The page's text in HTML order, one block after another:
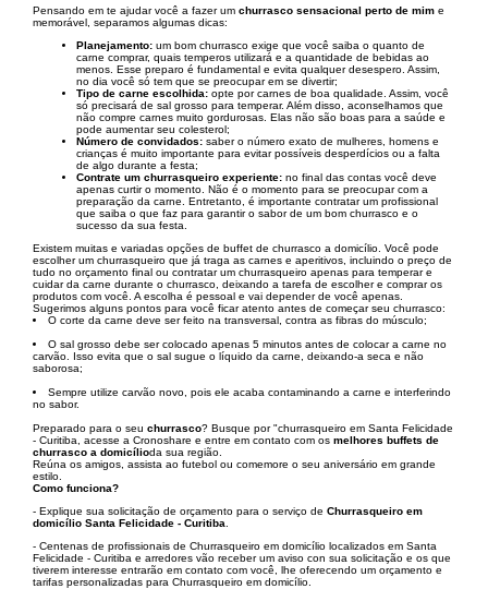
Pensando em te ajudar você a fazer um churrasco sensacional perto de mim e
memorável, separamos algumas dicas:
Planejamento: um bom churrasco exige que você saiba o quanto de
carne comprar, quais temperos utilizará e a quantidade de bebidas ao
menos. Esse preparo é fundamental e evita qualquer desespero. Assim,
no dia você só tem que se preocupar em se divertir;
Tipo de carne escolhida: opte por carnes de boa qualidade. Assim, você
só precisará de sal grosso para temperar. Além disso, aconselhamos que
não compre carnes muito gordurosas. Elas não são boas para a saúde e
pode aumentar seu colesterol;
Número de convidados: saber o número exato de mulheres, homens e
crianças é muito importante para evitar possíveis desperdícios ou a falta
de algo durante a festa;
Contrate um churrasqueiro experiente: no final das contas você deve
apenas curtir o momento. Não é o momento para se preocupar com a
preparação da carne. Entretanto, é importante contratar um profissional
que saiba o que faz para garantir o sabor de um bom churrasco e o
sucesso da sua festa.
Existem muitas e variadas opções de buffet de churrasco a domicílio. Você pode
escolher um churrasqueiro que já traga as carnes e aperitivos, incluindo o preço de
tudo no orçamento final ou contratar um churrasqueiro apenas para temperar e
cuidar da carne durante o churrasco, deixando a tarefa de escolher e comprar os
produtos com você. A escolha é pessoal e vai depender de você apenas.
Sugerimos alguns pontos para você ficar atento antes de começar seu churrasco:
O corte da carne deve ser feito na transversal, contra as fibras do músculo;
O sal grosso debe ser colocado apenas 5 minutos antes de colocar a carne no
carvão. Isso evita que o sal sugue o líquido da carne, deixando-a seca e não
saborosa;
Sempre utilize carvão novo, pois ele acaba contaminando a carne e interferindo
no sabor.
Preparado para o seu churrasco? Busque por "churrasqueiro em Santa Felicidade
- Curitiba, acesse a Cronoshare e entre em contato com os melhores buffets de
churrasco a domicílioda sua região.
Reúna os amigos, assista ao futebol ou comemore o seu aniversário em grande
estilo.
Como funciona?
- Explique sua solicitação de orçamento para o serviço de Churrasqueiro em
domicílio Santa Felicidade - Curitiba
- Centenas de profissionais de Churrasqueiro em domicílio localizados em Santa
Felicidade - Curitiba e arredores vão receber um aviso con sua solicitação e os que
tiverem interesse entrarão em contato com você, lhe oferecendo um orçamento e
tarifas personalizadas para Churrasqueiro em domicílio.